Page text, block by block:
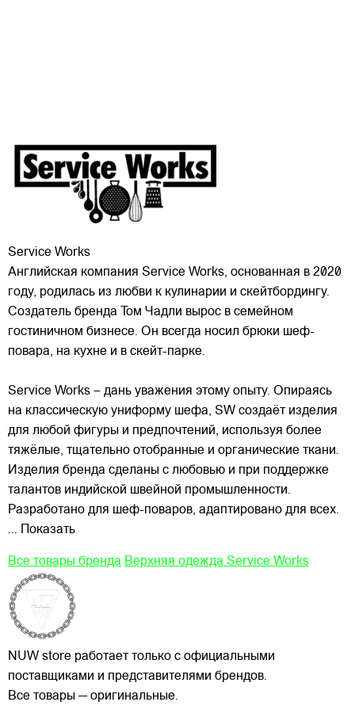
Service Works
Английская компания Service Works, основанная в 2020
году, родилась из любви к кулинарии и скейтбордингу.
Создатель бренда Том Чадли вырос в семейном
гостиничном бизнесе. Он всегда носил брюки шеф-
повара, на кухне и в скейт-парке.
Service Works – дань уважения этому опыту. Опираясь
на классическую униформу шефа, SW создаёт изделия
для любой фигуры и предпочтений, используя более
тяжёлые, тщательно отобранные и органические ткани.
Изделия бренда сделаны с любовью и при поддержке
талантов индийской швейной промышленности.
Разработано для шеф-поваров, адаптировано для всех.
... Показать
Все товары бренда Верхняя одежда Service Works
NUW store работает только с официальными
поставщиками и представителями брендов.
Все товары — оригинальные.